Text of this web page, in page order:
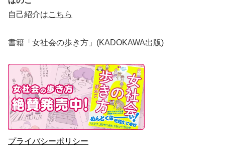
自己紹介はこちら
書籍「女社会の歩き方」(KADOKAWA出版)
プライバシーポリシー